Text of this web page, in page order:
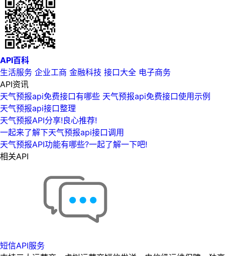
API百科
生活服务 企业工商 金融科技 接口大全 电子商务
API资讯
天气预报api免费接口有哪些 天气预报api免费接口使用示例
天气预报api接口整理
天气预报API分享!良心推荐!
一起来了解下天气预报api接口调用
天气预报API功能有哪些?一起了解一下吧!
相关API
短信API服务